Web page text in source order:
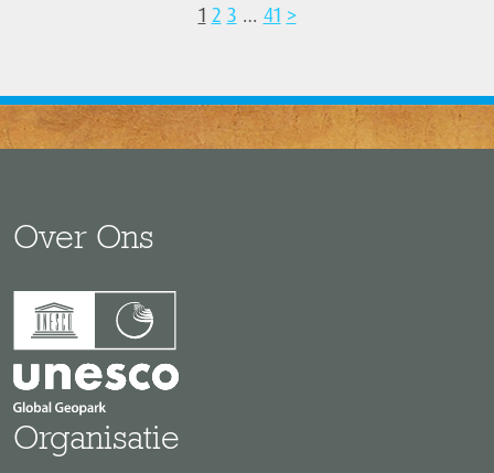
1 2 3 … 41 >
Over Ons
Organisatie